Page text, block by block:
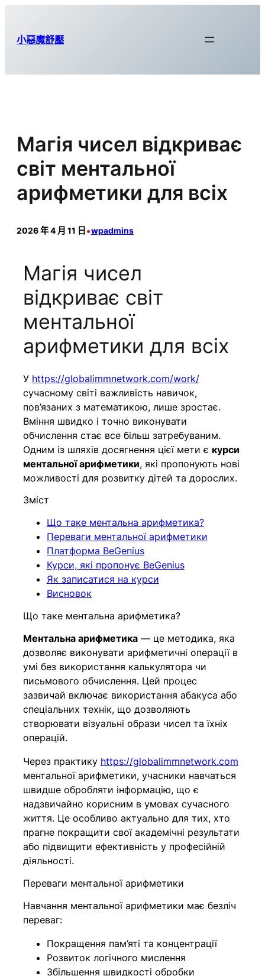
小惡魔舒壓
Магія чисел відкриває
світ ментальної
арифметики для всіх
2026 年 4 月 11 日 •wpadmins
Магія чисел
відкриває світ
ментальної
арифметики для всіх
У https://globalimmnetwork.com/work/
сучасному світі важливість навичок,
пов’язаних з математикою, лише зростає.
Вміння швидко і точно виконувати
обчислення стає все більш затребуваним.
Одним із шляхів досягнення цієї мети є курси
ментальної арифметики, які пропонують нові
можливості для розвитку дітей та дорослих.
Зміст
Що таке ментальна арифметика?
Переваги ментальної арифметики
Платформа BeGenius
Курси, які пропонує BeGenius
Як записатися на курси
Висновок
Що таке ментальна арифметика?
Ментальна арифметика— це методика, яка
дозволяє виконувати арифметичні операції в
умі без використання калькулятора чи
письмового обчислення. Цей процес
зазвичай включає використання абакуса або
спеціальних технік, що дозволяють
створювати візуальні образи чисел та їхніх
операцій.
Через практику https://globalimmnetwork.com
ментальної арифметики, учасники навчаться
швидше обробляти інформацію, що є
надзвичайно корисним в умовах сучасного
життя. Це особливо актуально для тих, хто
прагне покращити свої академічні результати
або підвищити ефективність у професійній
діяльності.
Переваги ментальної арифметики
Навчання ментальної арифметики має безліч
переваг:
Покращення пам’яті та концентрації
Розвиток логічного мислення
Збільшення швидкості обробки